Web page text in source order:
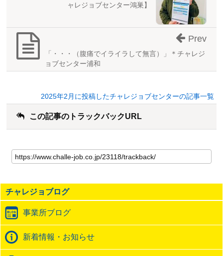
ャレジョブセンター鴻巣】
「・・・（腹痛でイライラして無言）」＊チャレジ
ョブセンター浦和
Prev
2025年2月に投稿したチャレジョブセンターの記事一覧
この記事のトラックバックURL
の
記
の
ト
ラ
ッ
ク
バ
ッ
チャレジョブログ
事業所ブログ
新着情報・お知らせ